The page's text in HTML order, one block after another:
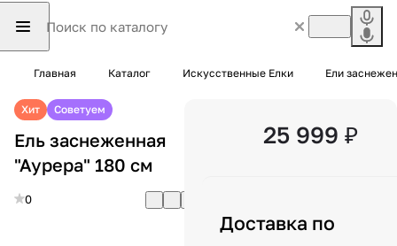
Главная Каталог Искусственные Елки Ели
Хит Советуем
Ель заснеженная
"Аурера" 180 см
0
25 999 ₽
Доставка по